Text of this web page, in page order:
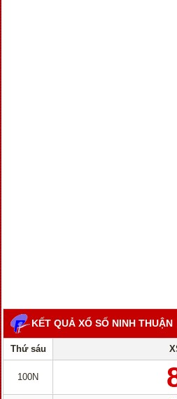
KẾT QUẢ XỔ SỐ NINH THUẬN
Thứ sáu
100N